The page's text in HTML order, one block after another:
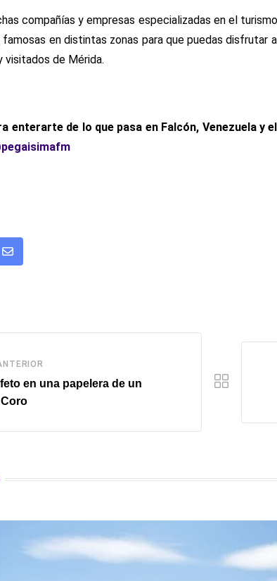
compañías y empresas especializadas en el
en distintas zonas para que puedas disfrutar
visitados de Mérida.
enterarte de lo que pasa en Falcón, Venezuela y
Comparte
en una papelera de un